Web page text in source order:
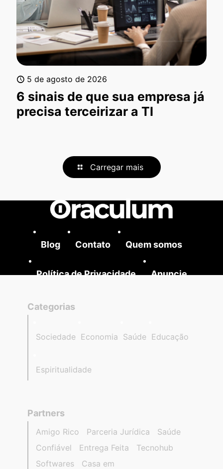
5 de agosto de 2026
6 sinais de que sua empresa já
precisa terceirizar a TI
Carregar mais
Blog Contato Quem somos
Política de Privacidade Anuncie
Categorias
Sociedade Economia Saúde Educação
Espiritualidade
Partners
Amigo Rico Parceria Jurídica
Saúde
Confiável
Entrega Feita
Tecnohub
Softwares
Casa em